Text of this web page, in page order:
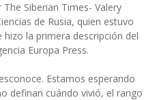
Siberian Times- Valery
de Rusia, quien estuvo
la primera descripción del
Europa Press.
Estamos esperando
definan cuándo vivió, el rango